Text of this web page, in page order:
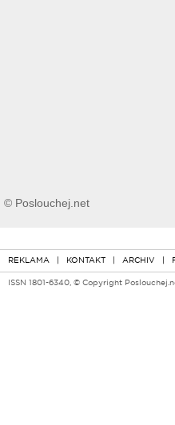
© Poslouchej.net
REKLAMA | KONTAKT | ARCHIV |
ISSN 1801-6340, © Copyright